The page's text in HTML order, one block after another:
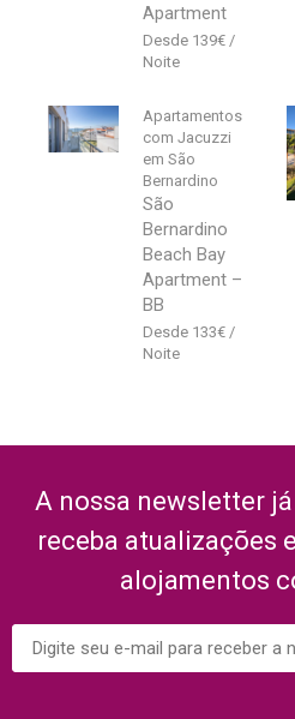
Apartment
139€
Apartamentos
com Jacuzzi
em São
Bernardino
São
Bernardino
Beach Bay
Apartment –
BB
133€
A nossa newsletter
receba atualizações
alojamentos